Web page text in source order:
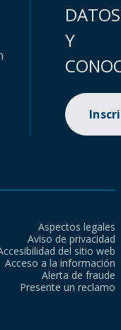
DATOS
Y
Aspectos legales
Aviso de privacidad
del sitio web
Acceso a la información
Alerta de fraude
Presente un reclamo